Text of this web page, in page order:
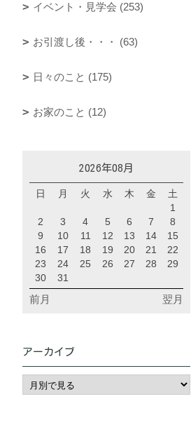
イベント・見学会 (253)
お引渡し後・・・ (63)
日々のこと (175)
お家のこと (12)
2026年08月
日 月 火 水 木 金
土
1
2
3 4 5 6 7
8
9
10 11 12 13 14
15
16
17 18 19 20 21
22
23
24 25 26 27 28
29
30
31
前月 翌月
アーカイブ